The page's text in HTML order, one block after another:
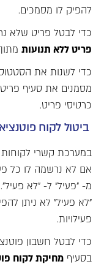
להפיק לו מסמכים.
כדי לבטל פריט שלא
פריט ללא תנועות
כדי לשנות את
מסמנים את סעיף
כרטיסי פריט.
ביטול לקוח
אם לא נרשמה לו כל
מ- "פעיל" ל- "לא
"לא פעיל" לא ניתן
פעילויות.
כדי לבטל חשבון
בסעיף מחיקת לקוח